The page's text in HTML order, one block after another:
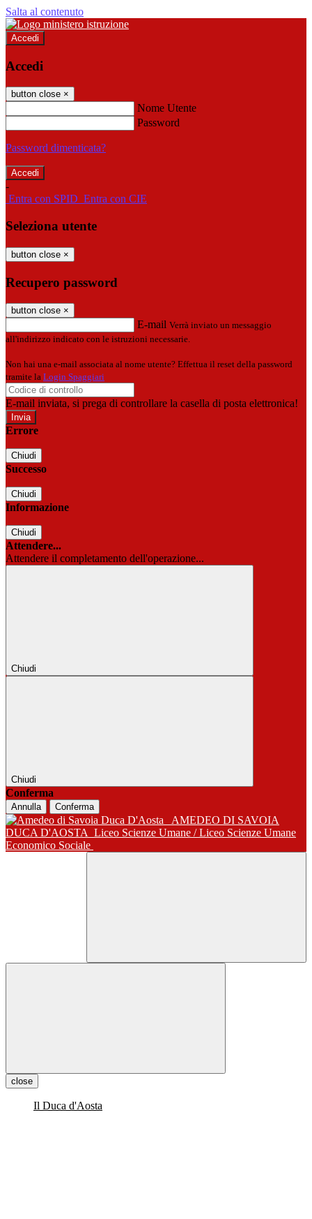
Salta al contenuto
Accedi
Accedi
button close ×
Nome Utente
Password
Password dimenticata?
-
Entra con SPID Entra con CIE
Seleziona utente
button close ×
Recupero password
button close ×
E-mail Verrà inviato un messaggio
all'indirizzo indicato con le istruzioni necessarie.
Non hai una e-mail associata al nome utente? Effettua il reset della password
tramite la Login Spaggiari
E-mail inviata, si prega di controllare la casella di posta elettronica!
Errore
Chiudi
Successo
Chiudi
Informazione
Chiudi
Attendere...
Attendere il completamento dell'operazione...
Chiudi
Chiudi
Conferma
Annulla Conferma
AMEDEO DI SAVOIA
DUCA D'AOSTA Liceo Scienze Umane / Liceo Scienze Umane
Economico Sociale
close
Il Duca d'Aosta